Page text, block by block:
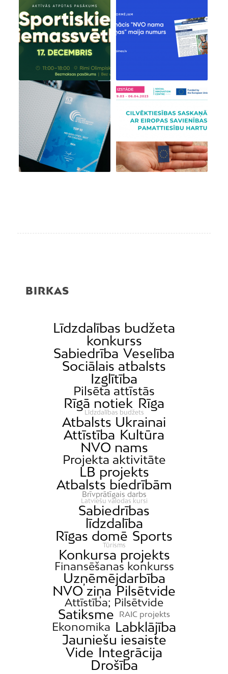
BIRKAS
Līdzdalības budžeta
konkurss
Sabiedrība Veselība
Sociālais atbalsts
Izglītība
Pilsēta attīstās
Rīgā notiek Rīga
Līdzdalības budžets
Atbalsts Ukrainai
Attīstība Kultūra
NVO nams
Projekta aktivitāte
LB projekts
Atbalsts biedrībām
Brīvprātīgais darbs
Latviešu valodas kursi
Sabiedrības
līdzdalība
Rīgas domē Sports
Tūrisms
Konkursa projekts
Finansēšanas konkurss
Uzņēmējdarbība
NVO ziņa Pilsētvide
Attīstība; Pilsētvide
Satiksme RAIC projekts
Ekonomika Labklājība
Jauniešu iesaiste
Vide Integrācija
Drošība